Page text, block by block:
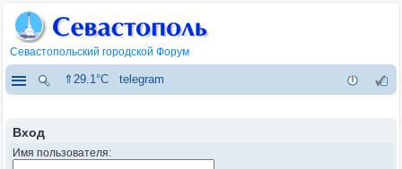
Севастопольский городской Форум
⇑29.1°C telegram
Вход
Имя пользователя: